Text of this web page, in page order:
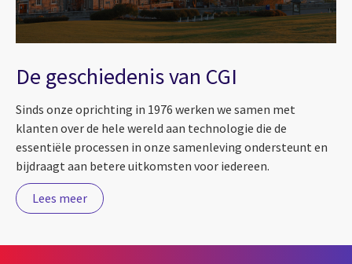
De geschiedenis van CGI
Sinds onze oprichting in 1976 werken we samen met
klanten over de hele wereld aan technologie die de
essentiële processen in onze samenleving ondersteunt en
bijdraagt aan betere uitkomsten voor iedereen.
Lees meer